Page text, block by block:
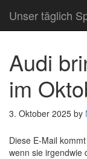
Unser täglich
Audi
im
3. Oktober 2025 by
Diese E-Mail kommt
wenn sie irgendwie